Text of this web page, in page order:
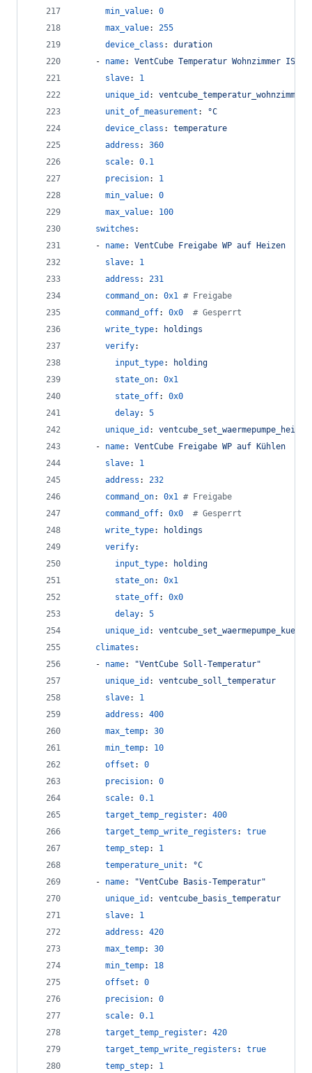
min_value: 0
max_value: 255
device_class : duration
    -
name: VentCube Temperatur Wohnzimmer IST
slave: 1
unique_id :
unit_of_measurement : °C
device_class : temperature
address : 360
scale: 0.1
precision: 1
min_value: 0
max_value: 100
switches :
    -
name: VentCube Freigabe WP auf Heizen
slave: 1
address : 231
command_on: 0x1 # Freigabe
command_off: 0x0 # Gesperrt
write_type:
holdings
verify:
input_type:
holding
state_on: 0x1
state_off: 0x0
delay: 5
unique_id : ventcube_set_waermepumpe_heizen
    -
name: VentCube Freigabe WP auf Kühlen
slave: 1
address : 232
command_on: 0x1 # Freigabe
command_off: 0x0 # Gesperrt
write_type:
holdings
verify:
input_type:
holding
state_on: 0x1
state_off: 0x0
delay: 5
unique_id :
climates :
    -
name: "VentCube Soll-Temperatur"
unique_id : ventcube_soll_temperatur
slave: 1
address : 400
max_temp: 30
min_temp: 10
offset : 0
precision: 0
scale: 0.1
target_temp_register: 400
target_temp_write_registers : true
temp_step: 1
temperature_unit : °C
    -
name: "VentCube Basis-Temperatur"
unique_id : ventcube_basis_temperatur
slave: 1
address : 420
max_temp: 30
min_temp: 18
offset : 0
precision: 0
scale: 0.1
target_temp_register: 420
target_temp_write_registers : true
temp_step: 1